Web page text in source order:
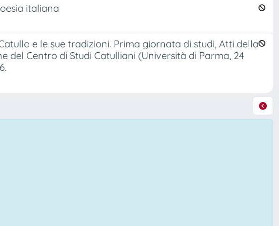
italiana
e le sue tradizioni. Prima giornata di studi, Atti della
del Centro di Studi Catulliani (Università di Parma, 24